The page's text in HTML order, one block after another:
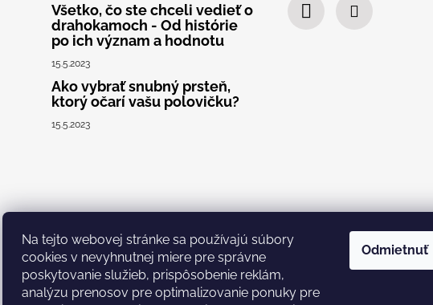
Na tejto webovej stránke sa používajú súbory
cookies v nevyhnutnej miere pre správne
poskytovanie služieb, prispôsobenie reklám,
analýzu prenosov pre optimalizovanie ponuky pre
Odmietnuť
Všetko, čo ste chceli vedieť o
drahokamoch - Od histórie
po ich význam a hodnotu
15.5.2023
Ako vybrať snubný prsteň,
ktorý očarí vašu polovičku?
15.5.2023